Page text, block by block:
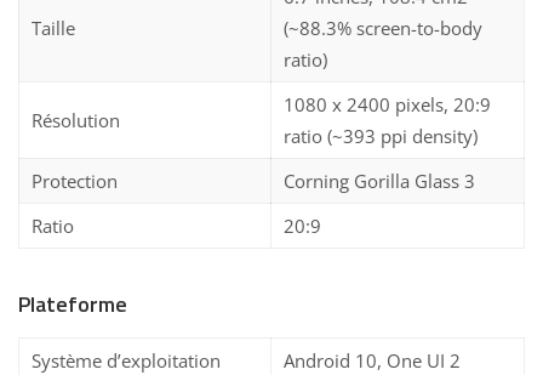
Taille
(~88.3% screen-to-body
ratio)
Résolution
1080 x 2400 pixels, 20:9
ratio (~393 ppi density)
Protection
Corning Gorilla Glass 3
Ratio
20:9
Plateforme
Système d’exploitation Android 10, One UI 2